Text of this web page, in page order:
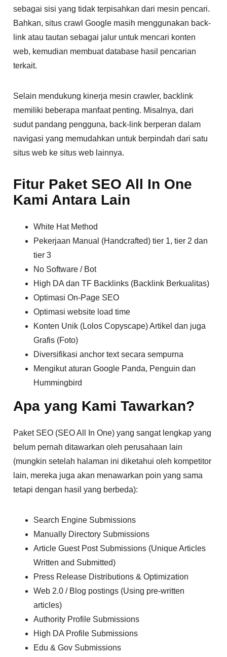
sebagai sisi yang tidak terpisahkan dari mesin pencari.
Bahkan, situs crawl Google masih menggunakan back-
link atau tautan sebagai jalur untuk mencari konten
web, kemudian membuat database hasil pencarian
terkait.
Selain mendukung kinerja mesin crawler, backlink
memiliki beberapa manfaat penting. Misalnya, dari
sudut pandang pengguna, back-link berperan dalam
navigasi yang memudahkan untuk berpindah dari satu
situs web ke situs web lainnya.
Fitur Paket SEO All In One
Kami Antara Lain
White Hat Method
Pekerjaan Manual (Handcrafted) tier 1, tier 2 dan
tier 3
No Software / Bot
High DA dan TF Backlinks (Backlink Berkualitas)
Optimasi On-Page SEO
Optimasi website load time
Konten Unik (Lolos Copyscape) Artikel dan juga
Grafis (Foto)
Diversifikasi anchor text secara sempurna
Mengikut aturan Google Panda, Penguin dan
Hummingbird
Apa yang Kami Tawarkan?
Paket SEO (SEO All In One) yang sangat lengkap yang
belum pernah ditawarkan oleh perusahaan lain
(mungkin setelah halaman ini diketahui oleh kompetitor
lain, mereka juga akan menawarkan poin yang sama
tetapi dengan hasil yang berbeda):
Search Engine Submissions
Manually Directory Submissions
Article Guest Post Submissions (Unique Articles
Written and Submitted)
Press Release Distributions & Optimization
Web 2.0 / Blog postings (Using pre-written
articles)
Authority Profile Submissions
High DA Profile Submissions
Edu & Gov Submissions